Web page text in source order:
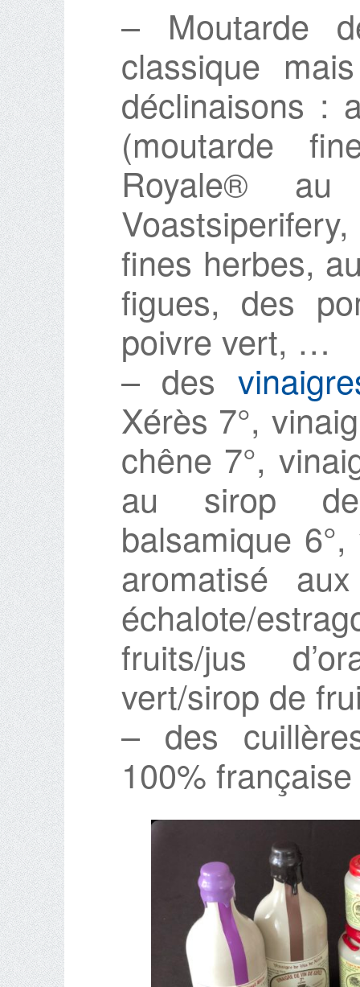
– Moutarde
classique
déclinaisons :
(moutarde
Royale®
fines herbes,
figues, des
poivre vert, …
– des
Xérès 7°,
chêne 7°,
au sirop de
balsamique
aromatisé
échalote/
fruits/jus
vert/sirop de
– des
100% française